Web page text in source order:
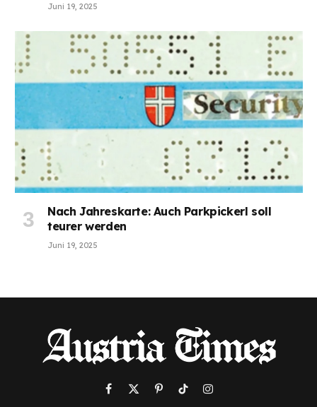
Juni 19, 2025
Nach Jahreskarte: Auch Parkpickerl soll
teurer werden
Juni 19, 2025
Facebook
X
PinterestTikTokInstagram